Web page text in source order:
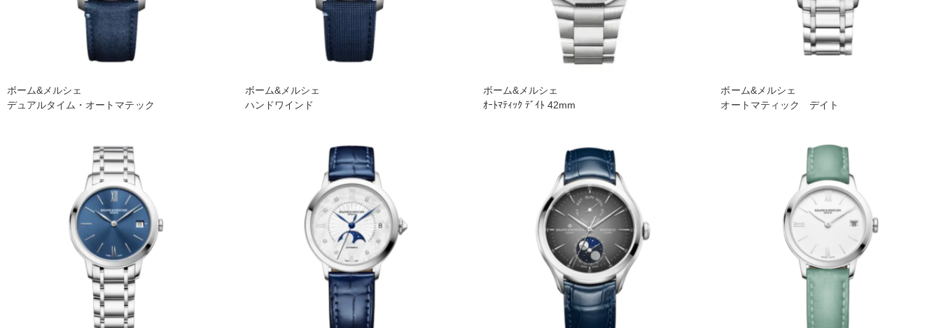
ボーム&メルシェ
デュアルタイム・オートマテック
ボーム&メルシェ
ハンドワインド
ボーム&メルシェ
ｵｰﾄﾏﾃｨｯｸ ﾃﾞｲﾄ 42mm
ボーム&メルシェ
オートマティック デイト